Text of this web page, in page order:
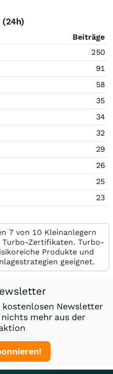
Beiträge
250
91
58
35
34
32
29
26
25
23
7 von 10 Kleinanlegern
Turbo-Zertifikaten. Turbo-
Produkte und
geeignet.
kostenlosen Newsletter
mehr aus der